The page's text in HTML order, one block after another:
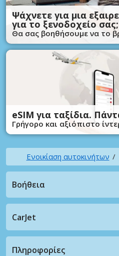
Ψάχνετε για μια
για το ξενοδοχείο σας;
Θα σας βοηθήσουμε να το
eSIM για ταξίδια.
Γρήγορο και αξιόπιστο
Ενοικίαση αυτοκινήτων
Βοήθεια
CarJet
Πληροφορίες